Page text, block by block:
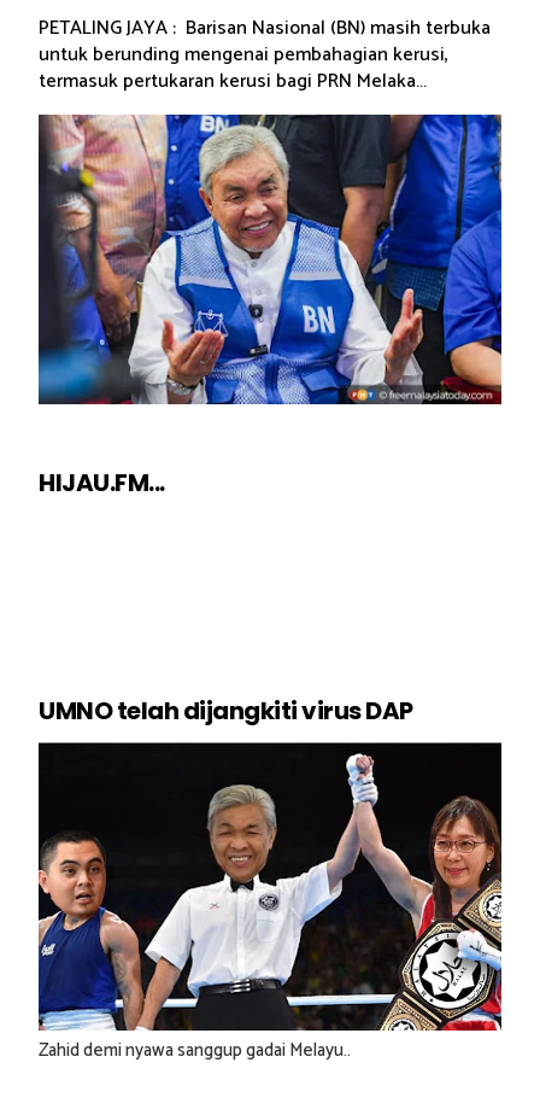
PETALING JAYA : Barisan Nasional (BN) masih terbuka
untuk berunding mengenai pembahagian kerusi,
termasuk pertukaran kerusi bagi PRN Melaka...
HIJAU.FM...
UMNO telah dijangkiti virus DAP
Zahid demi nyawa sanggup gadai Melayu..